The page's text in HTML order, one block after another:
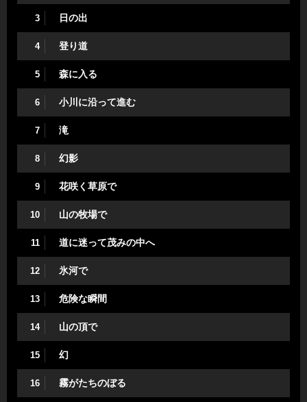
3 日の出
4 登り道
5 森に入る
6 小川に沿って進む
7 滝
8 幻影
9 花咲く草原で
10 山の牧場で
11 道に迷って茂みの中へ
12 氷河で
13 危険な瞬間
14 山の頂で
15 幻
16 霧がたちのぼる